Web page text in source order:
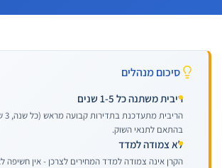
סיכום מנהלים
ריבית משתנה כל 1-5 שנים
בהתאם לתנאי השוק.
לא צמודה למדד
הקרן אינה צמודה למדד המחירים לצרכן - אין חשיפה